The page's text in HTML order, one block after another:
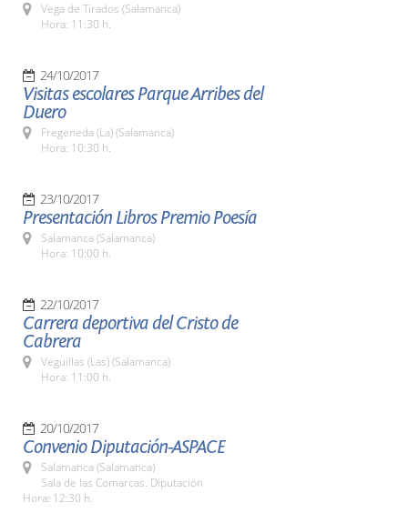
Vega de Tirados (Salamanca)
Hora: 11:30 h.
24/10/2017
Visitas escolares Parque Arribes del
Duero
Fregeneda (La) (Salamanca)
Hora: 10:30 h.
23/10/2017
Presentación Libros Premio Poesía
Salamanca (Salamanca)
Hora: 10:00 h.
22/10/2017
Carrera deportiva del Cristo de
Cabrera
Veguillas (Las) (Salamanca)
Hora: 11:00 h.
20/10/2017
Convenio Diputación-ASPACE
Salamanca (Salamanca)
Sala de las Comarcas. Diputación
Hora: 12:30 h.